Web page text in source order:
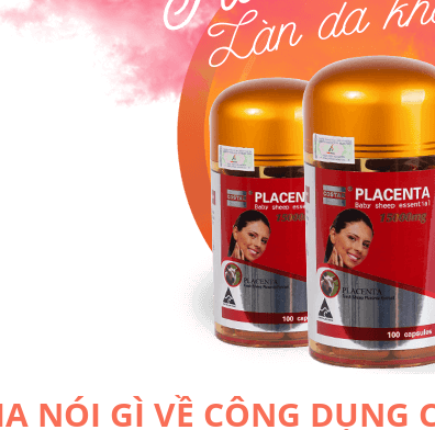
NÓI GÌ VỀ CÔNG DỤNG